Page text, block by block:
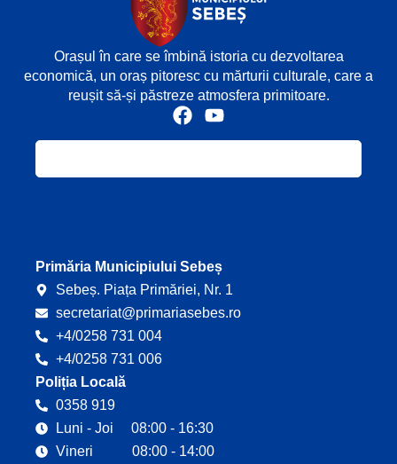
Orașul în care se îmbină istoria cu dezvoltarea
economică, un oraș pitoresc cu mărturii culturale, care a
reușit să-și păstreze atmosfera primitoare.
F
e
Y
t
Primăria Municipiului Sebeș
Sebeș. Piața Primăriei, Nr. 1
secretariat@primariasebes.ro
+4/0258 731 004
+4/0258 731 006
Poliția Locală
0358 919
Luni - Joi 08:00 - 16:30
Vineri 08:00 - 14:00